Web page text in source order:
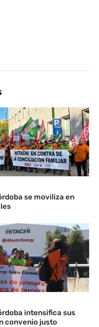
se moviliza en
intensifica sus
convenio justo